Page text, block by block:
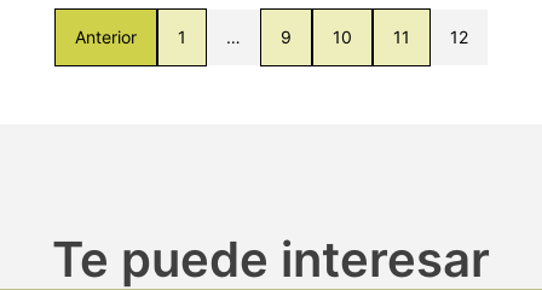
Anterior 1 … 9 10 11 12
Te puede interesar